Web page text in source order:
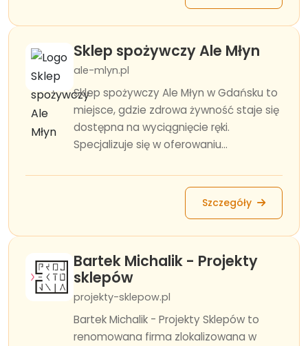
Sklep spożywczy Ale Młyn
ale-mlyn.pl
Sklep spożywczy Ale Młyn w Gdańsku to
miejsce, gdzie zdrowa żywność staje się
dostępna na wyciągnięcie ręki.
Specjalizuje się w oferowaniu...
Szczegóły
Bartek Michalik - Projekty
sklepów
projekty-sklepow.pl
Bartek Michalik - Projekty Sklepów to
renomowana firma zlokalizowana w